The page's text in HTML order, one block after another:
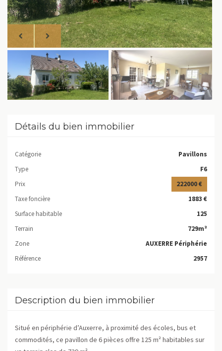
Détails du bien immobilier
Catégorie
Pavillons
Type
F6
Prix
222000 €
Taxe foncière
1883 €
Surface habitable
125
Terrain
729m²
Zone
AUXERRE Périphérie
Référence
2957
Description du bien immobilier
Situé en périphérie d’Auxerre, à proximité des écoles, bus et
commodités, ce pavillon de 6 pièces offre 125 m² habitables sur